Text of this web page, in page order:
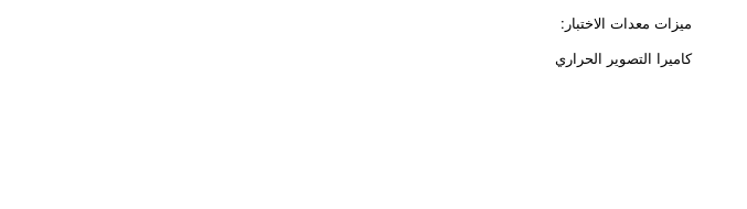
ميزات معدات الاختبار:
كاميرا التصوير الحراري